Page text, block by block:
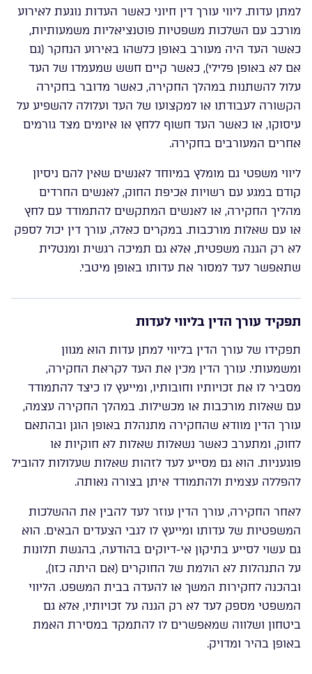
למתן עדות. ליווי עורך דין חיוני כאשר העדות נוגעת לאירוע
מורכב עם השלכות משפטיות פוטנציאליות משמעותיות,
כאשר העד היה מעורב באופן כלשהו באירוע הנחקר (גם
אם לא באופן פלילי), כאשר קיים חשש שמעמדו של העד
עלול להשתנות במהלך החקירה, כאשר מדובר בחקירה
הקשורה לעבודתו או למקצועו של העד ועלולה להשפיע על
עיסוקו, או כאשר העד חשוף ללחץ או איומים מצד גורמים
אחרים המעורבים בחקירה.
ליווי משפטי גם מומלץ במיוחד לאנשים שאין להם ניסיון
קודם במגע עם רשויות אכיפת החוק, לאנשים החרדים
מהליך החקירה, או לאנשים המתקשים להתמודד עם לחץ
או עם שאלות מורכבות. במקרים כאלה, עורך דין יכול לספק
לא רק הגנה משפטית, אלא גם תמיכה רגשית ומנטלית
שתאפשר לעד למסור את עדותו באופן מיטבי.
תפקיד עורך הדין בליווי לעדות
תפקידו של עורך הדין בליווי למתן עדות הוא מגוון
ומשמעותי. עורך הדין מכין את העד לקראת החקירה,
מסביר לו את זכויותיו וחובותיו, ומייעץ לו כיצד להתמודד
עם שאלות מורכבות או מכשילות. במהלך החקירה עצמה,
עורך הדין מוודא שהחקירה מתנהלת באופן הוגן ובהתאם
לחוק, ומתערב כאשר נשאלות שאלות לא חוקיות או
פוגעניות. הוא גם מסייע לעד לזהות שאלות שעלולות להוביל
להפללה עצמית ולהתמודד איתן בצורה נאותה.
לאחר החקירה, עורך הדין עוזר לעד להבין את ההשלכות
המשפטיות של עדותו ומייעץ לו לגבי הצעדים הבאים. הוא
גם עשוי לסייע בתיקון אי-דיוקים בהודעה, בהגשת תלונות
על התנהלות לא הולמת של החוקרים (אם היתה כזו),
ובהכנה לחקירות המשך או להעדה בבית המשפט. הליווי
המשפטי מספק לעד לא רק הגנה על זכויותיו, אלא גם
ביטחון ושלווה שמאפשרים לו להתמקד במסירת האמת
באופן בהיר ומדויק.